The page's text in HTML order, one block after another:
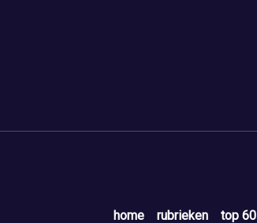
home rubrieken top 60